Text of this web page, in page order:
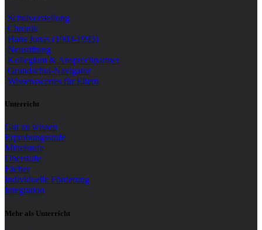
Schulvorstellung
Chronik
Hans Jonas (1903-1993)
Neustiftung
Kollegium & Ansprechpartner
Grundschul-Navigator
Wissenswertes für Eltern
Unterricht
Gut zu wissen
Erprobungsstufe
Mittelstufe
Oberstufe
Fächer
Individuelle Förderung
Integration
Mehr als Unterricht